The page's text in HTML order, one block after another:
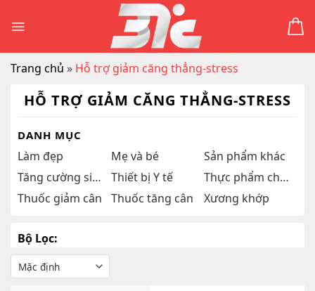
Trang chủ » Hỗ trợ giảm căng thẳng-stress
HỖ TRỢ GIẢM CĂNG THẲNG-STRESS
DANH MỤC
Làm đẹp Mẹ và bé
Sản phẩm khác
Tăng cường sinh lý
Thiết bị Y tế
Thực phẩm chức năng
Thuốc giảm cân
Thuốc tăng cân Xương khớp
Bộ Lọc: